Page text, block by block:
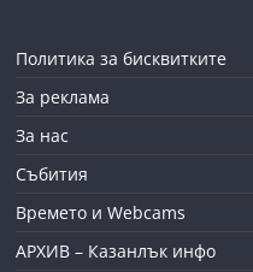
Политика за бисквитките
За реклама
За нас
Събития
Времето и Webcams
АРХИВ – Казанлък инфо